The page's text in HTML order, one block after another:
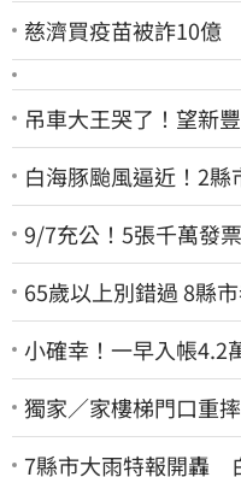
慈濟買疫苗被詐10億
吊車大王哭了！望新
白海豚颱風逼近！2
9/7充公！5張千萬發
65歲以上別錯過 8縣
小確幸！一早入帳
獨家／家樓梯門口重
命 「最新傷況」曝
7縣市大雨特報開轟